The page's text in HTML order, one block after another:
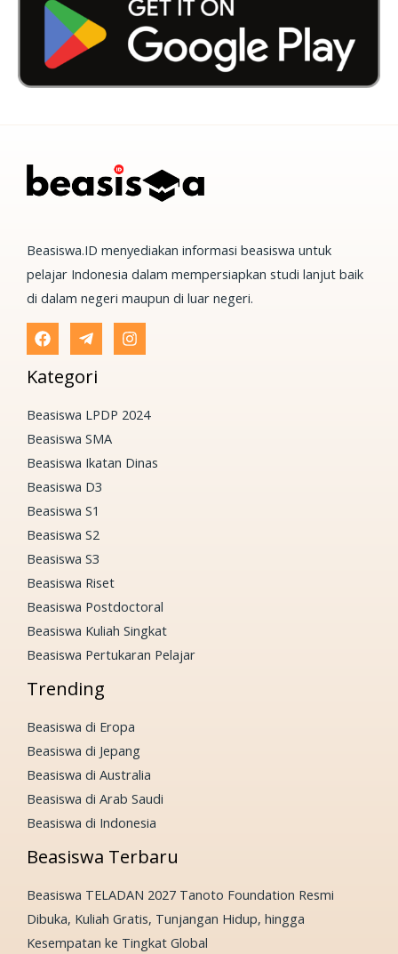
Beasiswa.ID menyediakan informasi beasiswa untuk
pelajar Indonesia dalam mempersiapkan studi lanjut baik
di dalam negeri maupun di luar negeri.
Kategori
Beasiswa LPDP 2024
Beasiswa SMA
Beasiswa Ikatan Dinas
Beasiswa D3
Beasiswa S1
Beasiswa S2
Beasiswa S3
Beasiswa Riset
Beasiswa Postdoctoral
Beasiswa Kuliah Singkat
Beasiswa Pertukaran Pelajar
Trending
Beasiswa di Eropa
Beasiswa di Jepang
Beasiswa di Australia
Beasiswa di Arab Saudi
Beasiswa di Indonesia
Beasiswa Terbaru
Beasiswa TELADAN 2027 Tanoto Foundation Resmi
Dibuka, Kuliah Gratis, Tunjangan Hidup, hingga
Kesempatan ke Tingkat Global